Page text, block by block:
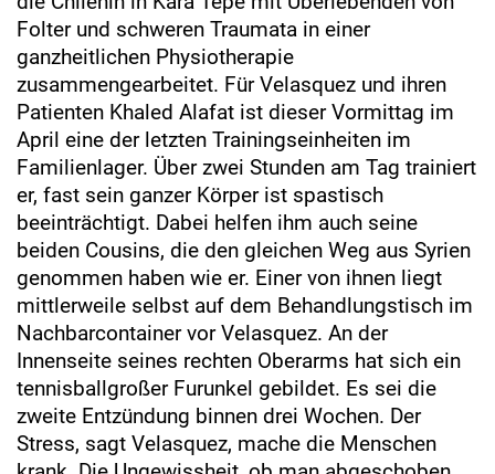
Folter und schweren Traumata in einer
ganzheitlichen Physiotherapie
zusammengearbeitet. Für Velasquez und ihren
Patienten Khaled Alafat ist dieser Vormittag im
April eine der letzten Trainingseinheiten im
Familienlager. Über zwei Stunden am Tag trainiert
er, fast sein ganzer Körper ist spastisch
beeinträchtigt. Dabei helfen ihm auch seine
beiden Cousins, die den gleichen Weg aus Syrien
genommen haben wie er. Einer von ihnen liegt
mittlerweile selbst auf dem Behandlungstisch im
Nachbarcontainer vor Velasquez. An der
Innenseite seines rechten Oberarms hat sich ein
tennisballgroßer Furunkel gebildet. Es sei die
zweite Entzündung binnen drei Wochen. Der
Stress, sagt Velasquez, mache die Menschen